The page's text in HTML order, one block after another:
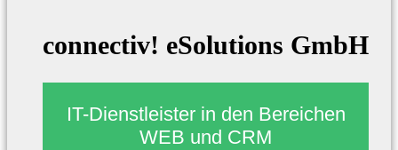
connectiv! eSolutions GmbH
IT-Dienstleister in den Bereichen
WEB und CRM